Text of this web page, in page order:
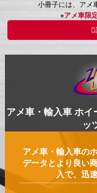
小冊子には、アメ
※アメ車限
アメ車・輸入車 ホ
ッ
アメ車・輸入車の
データとより良い
入で、迅